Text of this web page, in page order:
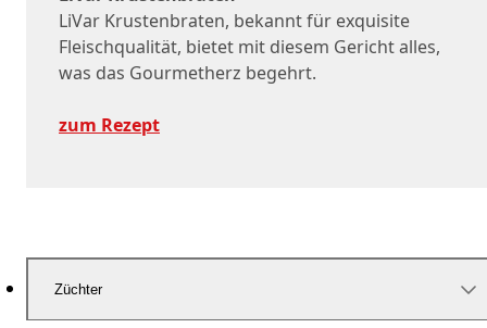
LiVar Krustenbraten, bekannt für exquisite
Fleischqualität, bietet mit diesem Gericht alles,
was das Gourmetherz begehrt.
zum Rezept
Züchter